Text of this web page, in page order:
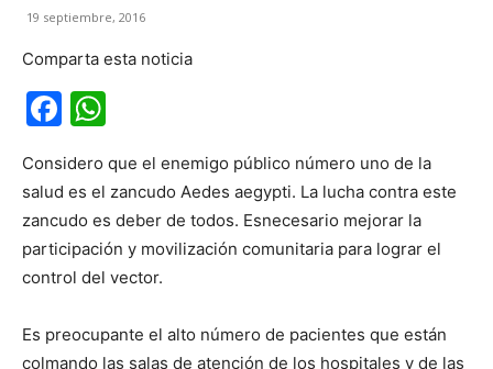
19 septiembre, 2016
Comparta esta noticia
Facebook
Considero que el enemigo público número uno de la
salud es el zancudo Aedes aegypti. La lucha contra este
zancudo es deber de todos. Esnecesario mejorar la
participación y movilización comunitaria para lograr el
control del vector.
Es preocupante el alto número de pacientes que están
colmando las salas de atención de los hospitales y de las